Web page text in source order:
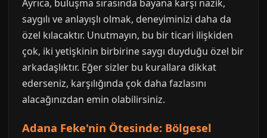
Ayrıca, buluşma sırasında bayana karşı nazik,
saygılı ve anlayışlı olmak, deneyiminizi daha da
özel kılacaktır. Unutmayın, bu bir ticari ilişkiden
çok, iki yetişkinin birbirine saygı duyduğu özel bir
arkadaşlıktır. Eğer sizler bu kurallara dikkat
ederseniz, karşılığında çok daha fazlasını
alacağınızdan emin olabilirsiniz.
Adana Feke'nin Ötesinde: Bölgesel